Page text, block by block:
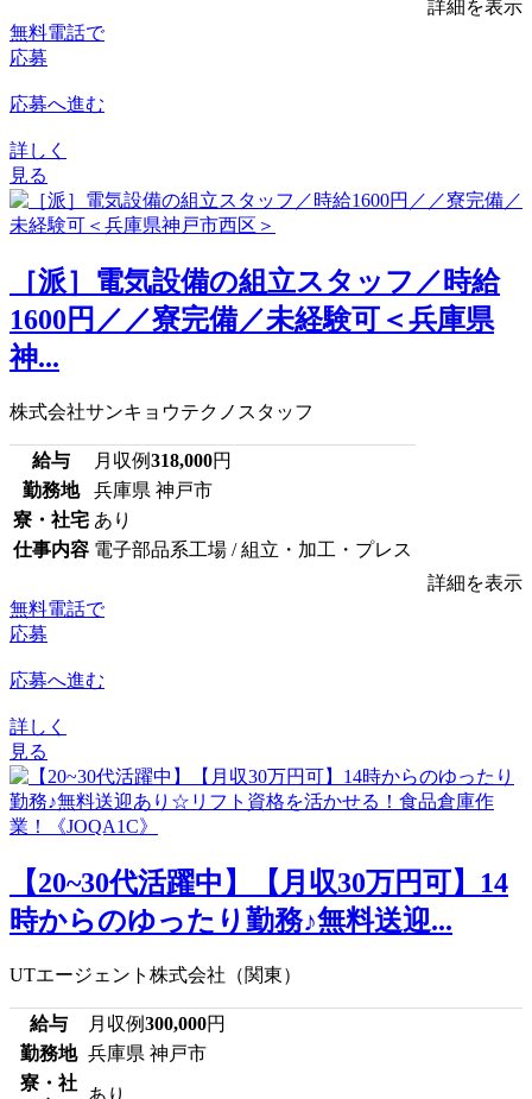
詳細を表示
無料電話で
応募
応募へ進む
詳しく
見る
［派］電気設備の組立スタッフ／時給
1600円／／寮完備／未経験可＜兵庫県
神...
株式会社サンキョウテクノスタッフ
給与 月収例318,000円
勤務地
兵庫県 神戸市
寮・社宅 あり
仕事内容 電子部品系工場 / 組立・加工・プレス
詳細を表示
無料電話で
応募
応募へ進む
詳しく
見る
【20~30代活躍中】【月収30万円可】14
時からのゆったり勤務♪無料送迎...
UTエージェント株式会社（関東）
給与 月収例300,000円
勤務地 兵庫県 神戸市
寮・社
あり